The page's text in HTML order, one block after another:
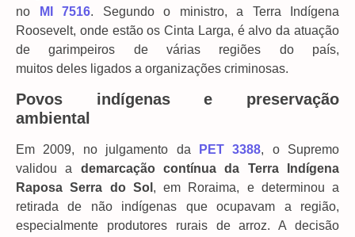
no
MI 7516. Segundo o ministro, a Terra Indígena
Roosevelt, onde estão os Cinta Larga, é alvo da atuação
de garimpeiros de várias regiões do país,
muitos deles ligados a organizações criminosas.
Povos indígenas e preservação
ambiental
Em 2009, no julgamento da PET 3388, o Supremo
validou a demarcação contínua da Terra Indígena
Raposa Serra do Sol , em Roraima, e determinou a
retirada de não indígenas que ocupavam a região,
especialmente produtores rurais de arroz. A decisão